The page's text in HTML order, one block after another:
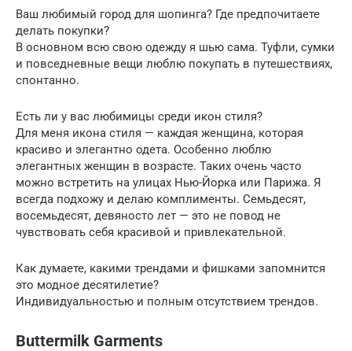
Ваш любимый город для шопинга? Где предпочитаете
делать покупки?
В основном всю свою одежду я шью сама. Туфли, сумки
и повседневные вещи люблю покупать в путешествиях,
спонтанно.
Есть ли у вас любимицы среди икон стиля?
Для меня икона стиля — каждая женщина, которая
красиво и элегантно одета. Особенно люблю
элегантных женщин в возрасте. Таких очень часто
можно встретить на улицах Нью-Йорка или Парижа. Я
всегда подхожу и делаю комплименты. Семьдесят,
восемьдесят, девяносто лет — это не повод не
чувствовать себя красивой и привлекательной.
Как думаете, какими трендами и фишками запомнится
это модное десятилетие?
Индивидуальностью и полным отсутствием трендов.
Buttermilk Garments